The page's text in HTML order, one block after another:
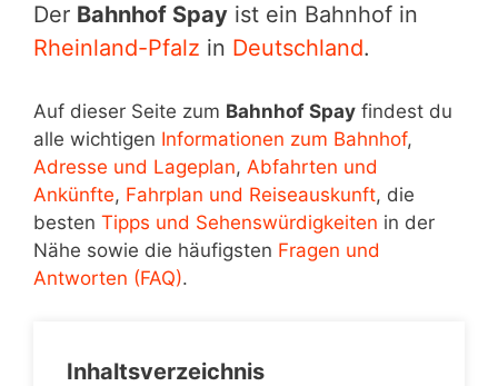
Der Bahnhof Spay ist ein Bahnhof in
Rheinland-Pfalz in Deutschland.
Auf dieser Seite zum Bahnhof Spay findest du
alle wichtigen Informationen zum Bahnhof,
Adresse und Lageplan, Abfahrten und
Ankünfte, Fahrplan und Reiseauskunft, die
besten Tipps und Sehenswürdigkeiten in der
Nähe sowie die häufigsten Fragen und
Antworten (FAQ).
Inhaltsverzeichnis